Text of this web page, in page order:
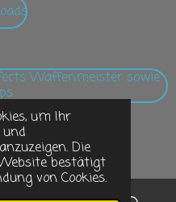
um Ihr
Die
bestätigt
von Cookies.
Waffenmeister sowie